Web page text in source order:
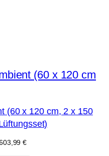
(60 x 120 cm, 2 x 150
€Aktueller